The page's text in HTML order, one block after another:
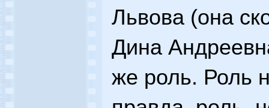
Львова (она
Дина
же роль. Роль